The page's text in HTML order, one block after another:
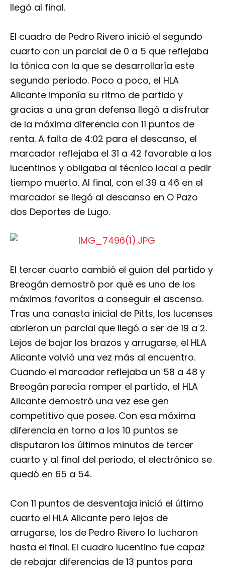
llegó al final.
El cuadro de Pedro Rivero inició el segundo
cuarto con un parcial de 0 a 5 que reflejaba
la tónica con la que se desarrollaría este
segundo periodo. Poco a poco, el HLA
Alicante imponía su ritmo de partido y
gracias a una gran defensa llegó a disfrutar
de la máxima diferencia con 11 puntos de
renta. A falta de 4:02 para el descanso, el
marcador reflejaba el 31 a 42 favorable a los
lucentinos y obligaba al técnico local a pedir
tiempo muerto. Al final, con el 39 a 46 en el
marcador se llegó al descanso en O Pazo
dos Deportes de Lugo.
El tercer cuarto cambió el guion del partido y
Breogán demostró por qué es uno de los
máximos favoritos a conseguir el ascenso.
Tras una canasta inicial de Pitts, los lucenses
abrieron un parcial que llegó a ser de 19 a 2.
Lejos de bajar los brazos y arrugarse, el HLA
Alicante volvió una vez más al encuentro.
Cuando el marcador reflejaba un 58 a 48 y
Breogán parecía romper el partido, el HLA
Alicante demostró una vez ese gen
competitivo que posee. Con esa máxima
diferencia en torno a los 10 puntos se
disputaron los últimos minutos de tercer
cuarto y al final del periodo, el electrónico se
quedó en 65 a 54.
Con 11 puntos de desventaja inició el último
cuarto el HLA Alicante pero lejos de
arrugarse, los de Pedro Rivero lo lucharon
hasta el final. El cuadro lucentino fue capaz
de rebajar diferencias de 13 puntos para